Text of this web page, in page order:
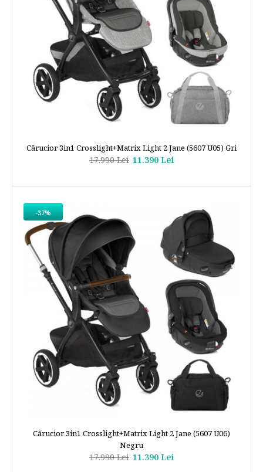
Cărucior 3in1 Crosslight+Matrix Light 2 Jane (5607 U05) Gri
17.990 Lei 11.390 Lei
-37%
Cărucior 3in1 Crosslight+Matrix Light 2 Jane (5607 U06)
Negru
17.990 Lei 11.390 Lei